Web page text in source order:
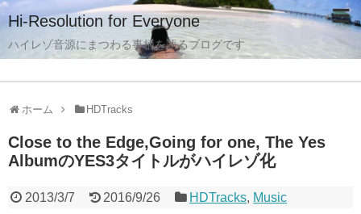
Hi-Resolution for Everyone
ハイレゾ音源にまつわる事柄を語るブログです
ホーム HDTracks
Close to the Edge,Going for one, The Yes
AlbumのYES3タイトルがハイレゾ化
2013/3/7 2016/9/26 HDTracks, Music